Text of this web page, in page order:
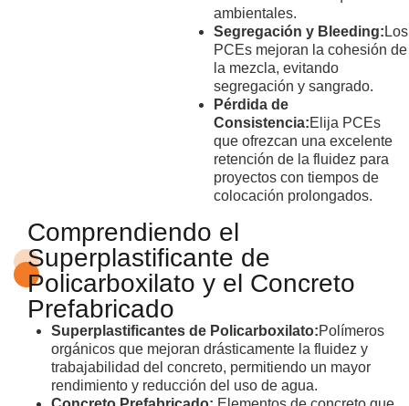
ambientales.
Segregación y Bleeding: Los
PCEs mejoran la cohesión de
la mezcla, evitando
segregación y sangrado.
Pérdida de
Consistencia:Elija PCEs
que ofrezcan una excelente
retención de la fluidez para
proyectos con tiempos de
colocación prolongados.
Comprendiendo el
Superplastificante de
Policarboxilato y el Concreto
Prefabricado
Superplastificantes de Policarboxilato:Polímeros
orgánicos que mejoran drásticamente la fluidez y
trabajabilidad del concreto, permitiendo un mayor
rendimiento y reducción del uso de agua.